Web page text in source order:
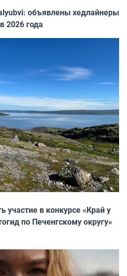
объявлены хедлайнеры
2026 года
участие в конкурсе «Край у
по Печенгскому округу»